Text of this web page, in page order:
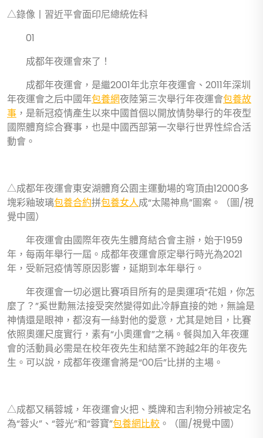
△錄像丨習近平會面印尼總統佐科
01
成都年夜運會來了！
成都年夜運會，是繼2001年北京年夜運會、2011年深圳
年夜運會之后中國年包養網夜陸第三次舉行年夜運會包養故
事 ，是新冠疫情產生以來中國首個以開放情勢舉行的年夜型
國際體育綜合賽事，也是中國西部第一次舉行世界性綜合活
動會。
△成都年夜運會東安湖體育公園主運動場的穹頂由12000多
塊彩釉玻璃包養合約拼包養女人成“太陽神鳥”圖案。（圖/視
覺中國）
年夜運會由國際年夜先生體育結合會主辦，始于1959
年，每兩年舉行一屆。成都年夜運會原定舉行時光為2021
年，受新冠疫情等原因影響，延期到本年舉行。
年夜運會一切必選比賽項目所有的是奧運項“花姐，你怎
麼了？”奚世勳無法接受突然變得如此冷靜直接的她，無論是
神情還是眼神，都沒有一絲對他的愛意，尤其是她目，比賽
依照奧運尺度實行，素有“小奧運會”之稱。餐與加入年夜運
會的活動員必需是在校年夜先生和結業不跨越2年的年夜先
生。可以說，成都年夜運會將是“00后”比拼的主場。
△成都又稱蓉城，年夜運會火把、獎牌和吉利物分辨被定名
為“蓉火”、“蓉光”和“蓉寶”包養網比較 。（圖/視覺中國）